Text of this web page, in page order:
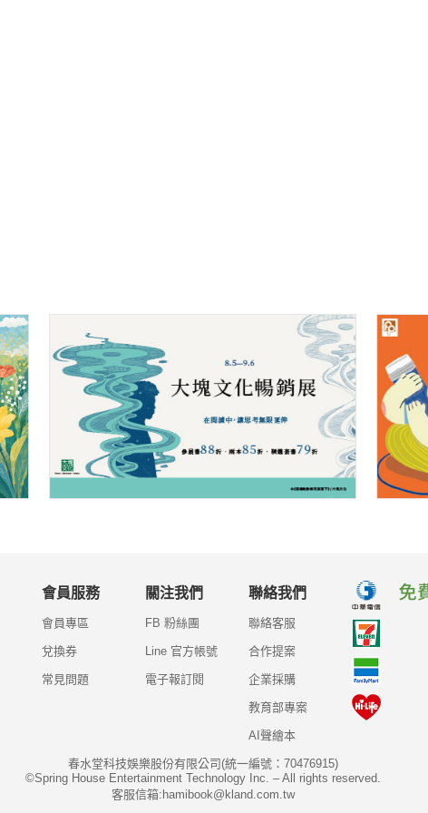
會員服務
會員專區
兌換券
常見問題
關注我們
FB 粉絲團
Line 官方帳號
電子報訂閱
聯絡我們
聯絡客服
合作提案
企業採購
教育部專案
AI聲繪本
春水堂科技娛樂股份有限公司(統一編號：70476915)
©Spring House Entertainment Technology Inc. – All rights reserved.
客服信箱:hamibook@kland.com.tw